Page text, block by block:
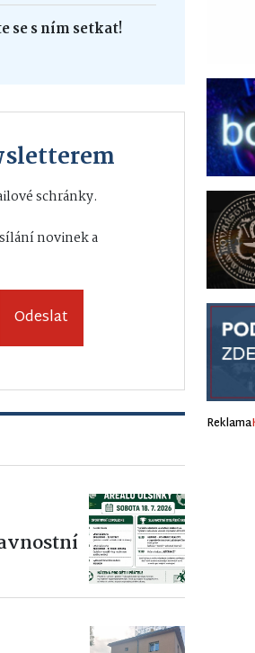
se s ním setkat!
schránky.
novinek a
Odeslat
Reklama